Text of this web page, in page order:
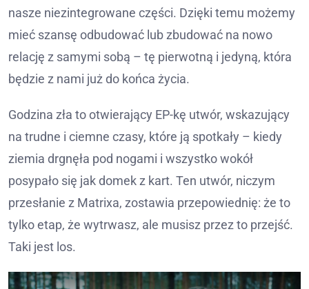
nasze niezintegrowane części. Dzięki temu możemy
mieć szansę odbudować lub zbudować na nowo
relację z samymi sobą – tę pierwotną i jedyną, która
będzie z nami już do końca życia.
Godzina zła to otwierający EP-kę utwór, wskazujący
na trudne i ciemne czasy, które ją spotkały – kiedy
ziemia drgnęła pod nogami i wszystko wokół
posypało się jak domek z kart. Ten utwór, niczym
przesłanie z Matrixa, zostawia przepowiednię: że to
tylko etap, że wytrwasz, ale musisz przez to przejść.
Taki jest los.